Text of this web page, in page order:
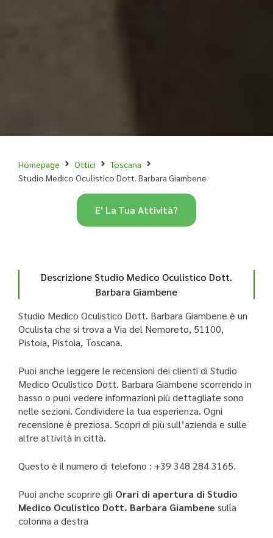
Homepage Ottici
Toscana
Studio Medico Oculistico Dott. Barbara Giambene
Descrizione Studio Medico Oculistico Dott.
Barbara Giambene
Studio Medico Oculistico Dott. Barbara Giambene è un
Oculista che si trova a Via del Nemoreto, 51100,
Pistoia, Pistoia, Toscana.
Puoi anche leggere le recensioni dei clienti di Studio
Medico Oculistico Dott. Barbara Giambene scorrendo in
basso o puoi vedere informazioni più dettagliate sono
nelle sezioni. Condividere la tua esperienza. Ogni
recensione è preziosa. Scopri di più sull’azienda e sulle
altre attività in città.
Questo è il numero di telefono : +39 348 284 3165.
Puoi anche scoprire gli Orari di apertura di Studio
Medico Oculistico Dott. Barbara Giambene sulla
colonna a destra
E' La Tua Attività?